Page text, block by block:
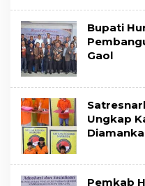
Bupati
Gaol
Ungkap
Pemkab